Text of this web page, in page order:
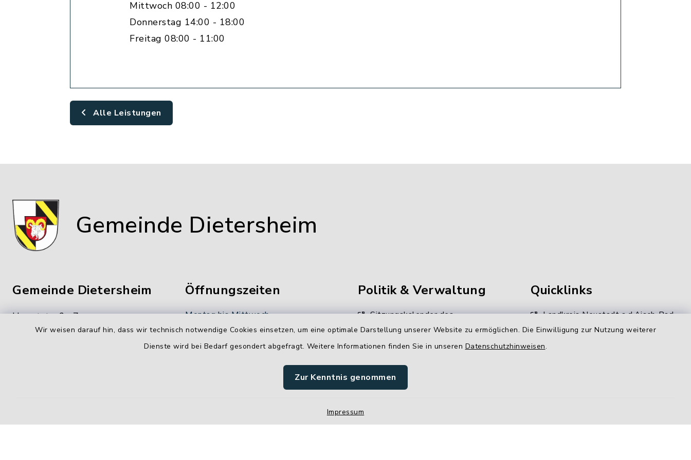
Wir weisen darauf hin, dass wir technisch notwendige Cookies einsetzen, um eine optimale Darstellung unserer Website zu ermöglichen. Die Einwilligung zur Nutzung weiterer
Dienste wird bei Bedarf gesondert abgefragt. Weitere Informationen finden Sie in unseren Datenschutzhinweisen.
Zur Kenntnis genommen
Impressum
Mittwoch 08:00 - 12:00
Donnerstag 14:00 - 18:00
Freitag 08:00 - 11:00
Alle Leistungen
Gemeinde Dietersheim
Gemeinde Dietersheim
Hauptstraße 7
91463 Dietersheim
Öffnungszeiten
Montag bis Mittwoch
8.00-12.00 Uhr
Politik & Verwaltung
Sitzungskalender des
Gemeinderates
Unsere
Stellenangebote
Quicklinks
Landkreis Neustadt a.d.Aisch-Bad
Windsheim
Kommunale Allianz